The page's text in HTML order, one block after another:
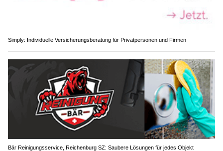
Simply: Individuelle Versicherungsberatung für Privatpersonen und Firmen
Bär Reinigungsservice, Reichenburg SZ: Saubere Lösungen für jedes Objekt